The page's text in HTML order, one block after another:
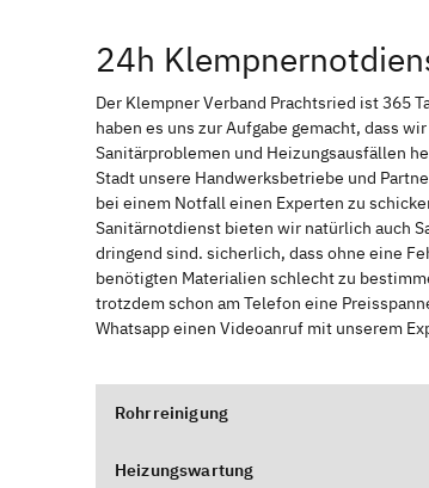
24h
Der Klempner Verband Prachtsried ist 365
haben es uns zur Aufgabe gemacht, dass
Sanitärproblemen und Heizungsausfällen
Stadt unsere Handwerksbetriebe und
bei einem Notfall einen Experten zu
Sanitärnotdienst bieten wir natürlich auch
dringend sind. sicherlich, dass ohne eine
benötigten Materialien schlecht zu
trotzdem schon am Telefon eine
Whatsapp einen Videoanruf mit unserem
Rohrreinigung
Heizungswartung